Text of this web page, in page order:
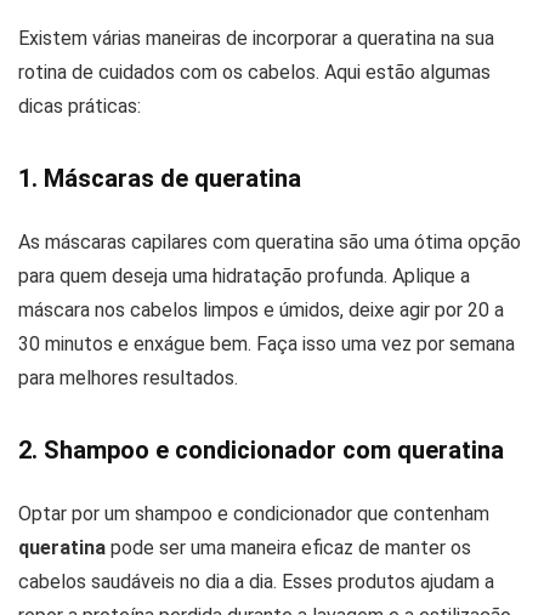
Existem várias maneiras de incorporar a queratina na sua
rotina de cuidados com os cabelos. Aqui estão algumas
dicas práticas:
1. Máscaras de queratina
As máscaras capilares com queratina são uma ótima opção
para quem deseja uma hidratação profunda. Aplique a
máscara nos cabelos limpos e úmidos, deixe agir por 20 a
30 minutos e enxágue bem. Faça isso uma vez por semana
para melhores resultados.
2. Shampoo e condicionador com queratina
Optar por um shampoo e condicionador que contenham
queratina pode ser uma maneira eficaz de manter os
cabelos saudáveis no dia a dia. Esses produtos ajudam a